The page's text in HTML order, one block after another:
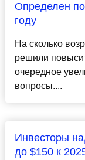
Определен
году
На сколько
решили
очередное
вопросы....
Инвесторы
до $150 к